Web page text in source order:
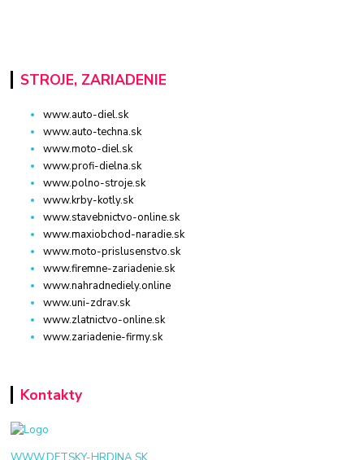
STROJE, ZARIADENIE
www.auto-diel.sk
www.auto-techna.sk
www.moto-diel.sk
www.profi-dielna.sk
www.polno-stroje.sk
www.krby-kotly.sk
www.stavebnictvo-online.sk
www.maxiobchod-naradie.sk
www.moto-prislusenstvo.sk
www.firemne-zariadenie.sk
www.nahradnediely.online
www.uni-zdrav.sk
www.zlatnictvo-online.sk
www.zariadenie-firmy.sk
Kontakty